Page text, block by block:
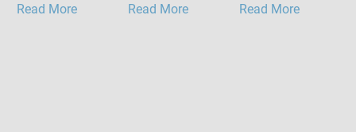
Read More Read More Read More